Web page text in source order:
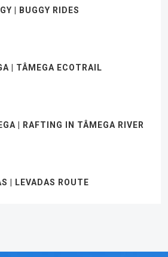
| BUGGY RIDES
| TÂMEGA ECOTRAIL
| RAFTING IN TÂMEGA RIVER
| LEVADAS ROUTE